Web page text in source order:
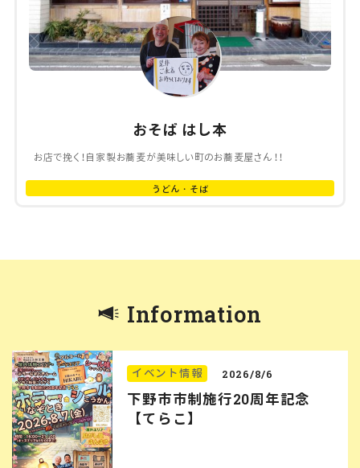
おそば はし本
お店で挽く！自家製お蕎麦が美味しい町のお蕎麦屋さん！！
うどん・そば
Information
イベント情報 2026/8/6
下野市市制施行20周年記念
【てらこ】